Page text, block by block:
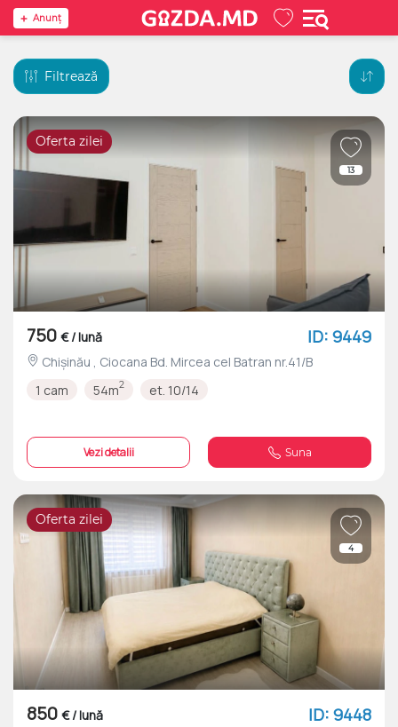
Anunţ
Filtrează
13
Oferta zilei
750 € / lună ID: 9449
Chișinău , Ciocana Bd. Mircea cel Batran nr.41/B
1 cam
54m2 et. 10/14
Vezi detalii Suna
4
Oferta zilei
850 € / lună ID: 9448